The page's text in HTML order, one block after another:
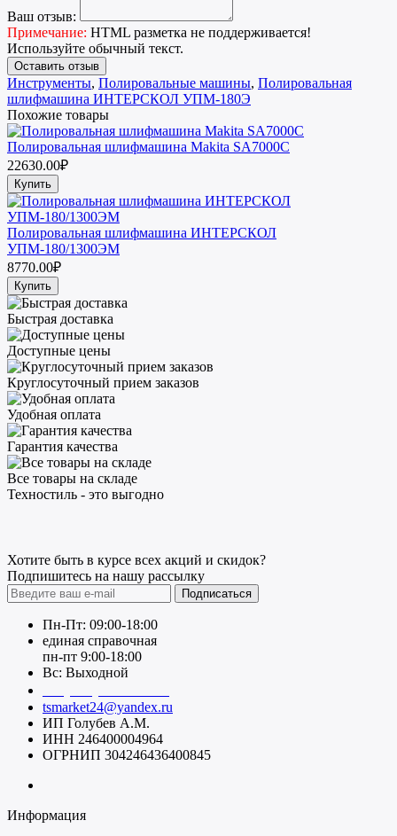
Ваш отзыв:
Примечание: HTML разметка не поддерживается!
Используйте обычный текст.
Оставить отзыв
Инструменты, Полировальные машины, Полировальная
шлифмашина ИНТЕРСКОЛ УПМ-180Э
Похожие товары
Полировальная шлифмашина Makita SA7000C
22630.00₽
Купить
Полировальная шлифмашина ИНТЕРСКОЛ
УПМ-180/1300ЭМ
8770.00₽
Купить
Быстрая доставка
Доступные цены
Круглосуточный прием заказов
Удобная оплата
Гарантия качества
Все товары на складе
Техностиль - это выгодно
Хотите быть в курсе всех акций и скидок?
Подпишитесь на нашу рассылку
Подписаться
Пн-Пт: 09:00-18:00
единая справочная
пн-пт 9:00-18:00
Вс: Выходной
tsmarket24@yandex.ru
ИП Голубев А.М.
ИНН 246400004964
ОГРНИП 304246436400845
Информация